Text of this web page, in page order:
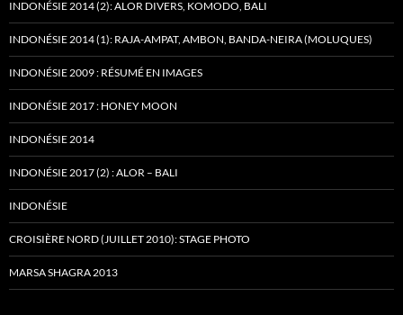
INDONÉSIE 2014 (2): ALOR DIVERS, KOMODO, BALI
INDONÉSIE 2014 (1): RAJA-AMPAT, AMBON, BANDA-NEIRA (MOLUQUES)
INDONÉSIE 2009 : RÉSUMÉ EN IMAGES
INDONÉSIE 2017 : HONEY MOON
INDONÉSIE 2014
INDONÉSIE 2017 (2) : ALOR – BALI
INDONÉSIE
CROISIÈRE NORD (JUILLET 2010): STAGE PHOTO
MARSA SHAGRA 2013